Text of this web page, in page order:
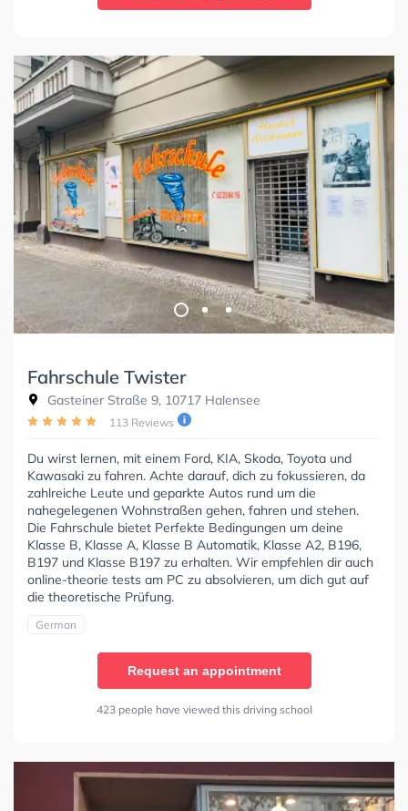
Fahrschule Twister
Gasteiner Straße 9, 10717 Halensee
113 Reviews
Du wirst lernen, mit einem Ford, KIA, Skoda, Toyota und
Kawasaki zu fahren. Achte darauf, dich zu fokussieren, da
zahlreiche Leute und geparkte Autos rund um die
nahegelegenen Wohnstraßen gehen, fahren und stehen.
Die Fahrschule bietet Perfekte Bedingungen um deine
Klasse B, Klasse A, Klasse B Automatik, Klasse A2, B196,
B197 und Klasse B197 zu erhalten. Wir empfehlen dir auch
online-theorie tests am PC zu absolvieren, um dich gut auf
die theoretische Prüfung.
German
Request an appointment
423 people have viewed this driving school